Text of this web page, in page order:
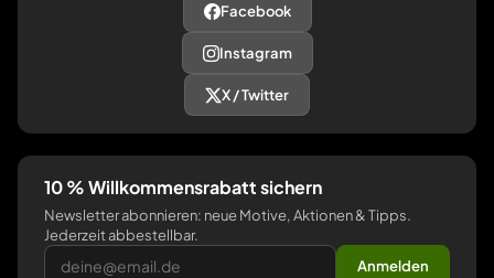
Facebook
Instagram
X / Twitter
10 % Willkommensrabatt sichern
Newsletter abonnieren: neue Motive, Aktionen & Tipps.
Jederzeit abbestellbar.
Anmelden